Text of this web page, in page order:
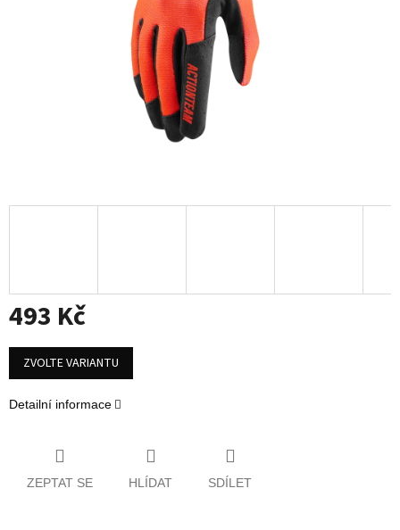
493 Kč
Měrná
cena:
ZVOLTE VARIANTU
Detailní informace
ZEPTAT SE HLÍDAT SDÍLET